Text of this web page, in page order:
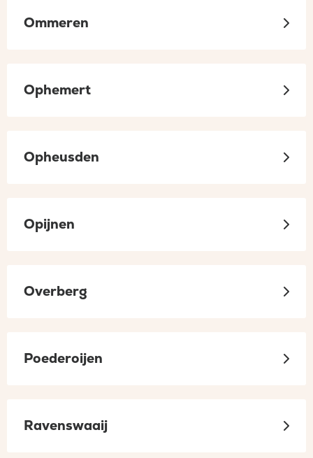
Ommeren
Ophemert
Opheusden
Opijnen
Overberg
Poederoijen
Ravenswaaij